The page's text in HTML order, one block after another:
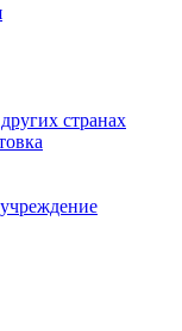
странах